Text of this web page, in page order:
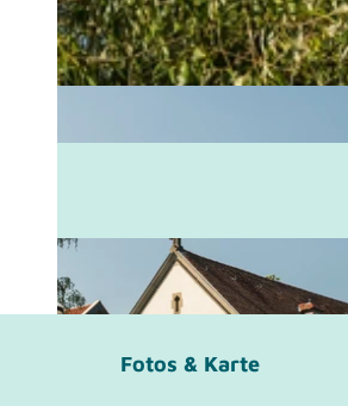
Fotos & Karte